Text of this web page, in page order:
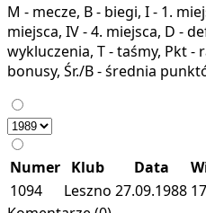
M - mecze, B - biegi, I - 1.
miejsca, IV - 4. miejsca, D -
wykluczenia, T - taśmy, Pkt -
bonusy, Śr./B - średnia
Numer Klub Data
1094
Leszno 27.09.1988 17